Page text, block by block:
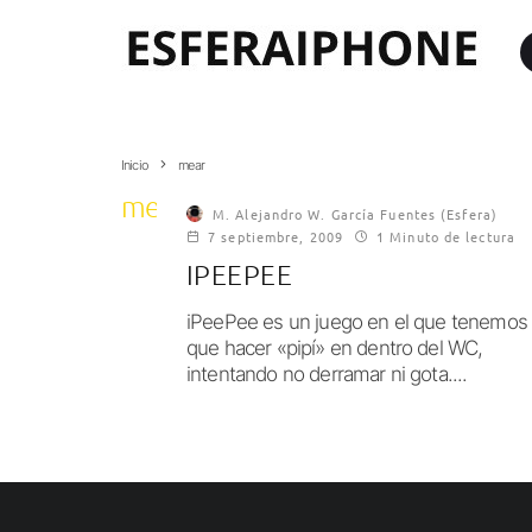
Inicio mear
mear
M. Alejandro W. García Fuentes (Esfera)
7 septiembre, 2009
1 Minuto de lectura
IPEEPEE
iPeePee es un juego en el que tenemos
que hacer «pipí» en dentro del WC,
intentando no derramar ni gota....